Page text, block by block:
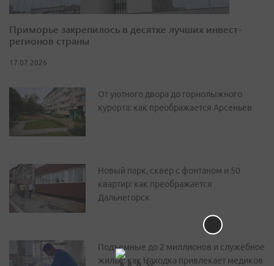
Приморье закрепилось в десятке лучших инвест-
регионов страны
17.07.2026
От уютного двора до горнолыжного
курорта: как преображается Арсеньев
Новый парк, сквер с фонтаном и 50
квартир: как преображается
Дальнегорск
Подъемные до 2 миллионов и служебное
жилье: как Находка привлекает медиков